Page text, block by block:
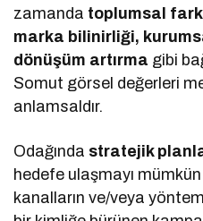
zamanda toplumsal
marka bilinirliği,
dönüşüm artırma gibi
Somut görsel değerleri
anlamsaldır.
Odağında stratejik
hedefe ulaşmayı
kanalların ve/veya